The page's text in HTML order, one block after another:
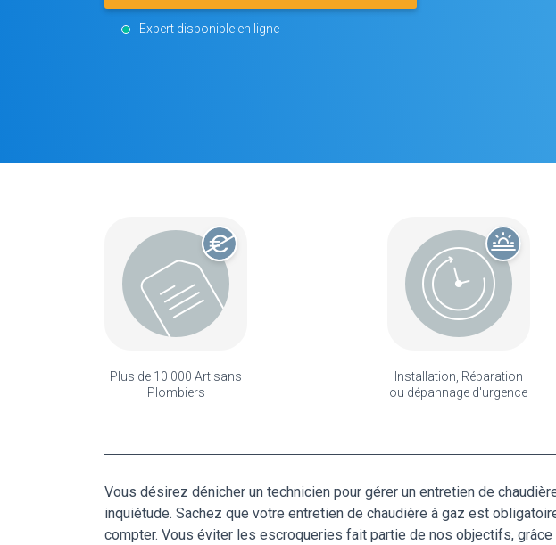
Expert disponible en ligne
Plus de 10 000 Artisans
Plombiers
Installation, Réparation
ou dépannage d'urgence
Vous désirez dénicher un technicien pour gérer un entretien de
inquiétude. Sachez que votre entretien de chaudière à gaz est
compter. Vous éviter les escroqueries fait partie de nos objectifs,